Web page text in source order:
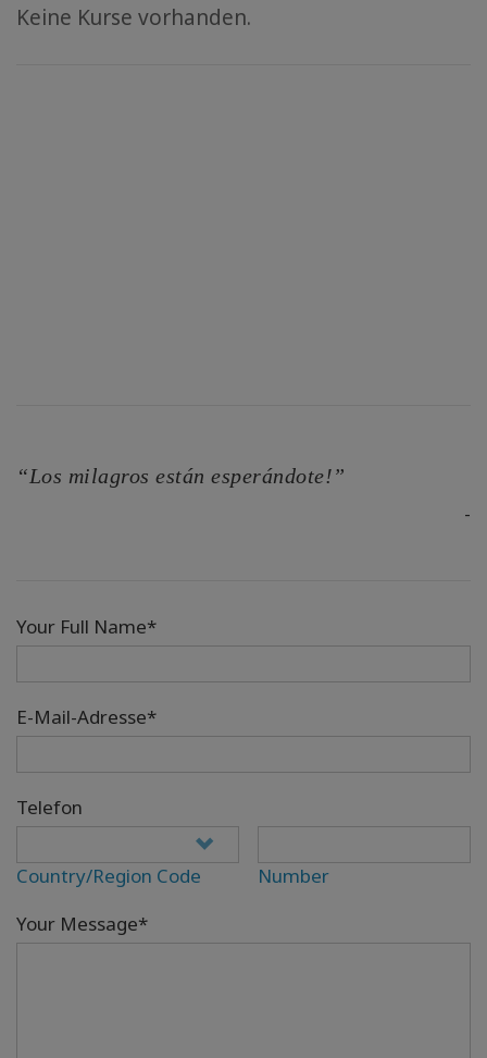
Keine Kurse vorhanden.
“Los milagros están esperándote!”
-
Your Full Name*
E-Mail-Adresse*
Telefon
Country/Region Code
Number
Your Message*